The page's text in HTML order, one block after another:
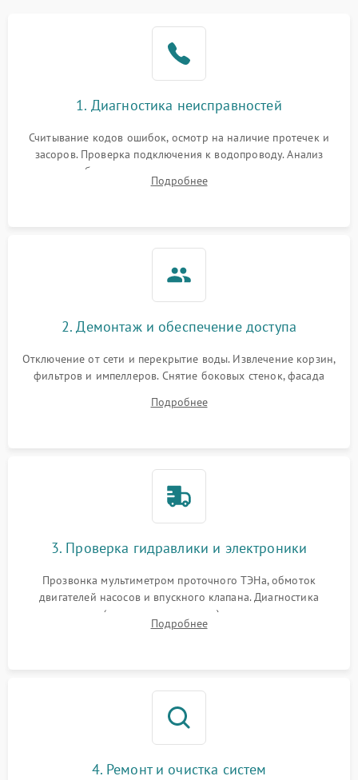
1. Диагностика неисправностей
Считывание кодов ошибок, осмотр на наличие протечек и
засоров. Проверка подключения к водопроводу. Анализ
жалоб на отсутствие слива, нагрева, вращения
разбрызгивателей или срабатывание системы защиты
Подробнее
2. Демонтаж и обеспечение доступа
Отключение от сети и перекрытие воды. Извлечение корзин,
фильтров и импеллеров. Снятие боковых стенок, фасада
циркуляционному насосу, ТЭНу и сливной помпе.
Подробнее
3. Проверка гидравлики и электроники
Прозвонка мультиметром проточного ТЭНа, обмоток
двигателей насосов и впускного клапана. Диагностика
прессостата (датчика уровня воды), датчика мутности,
концевика дверцы и электронного модуля управления.
Подробнее
4. Ремонт и очистка систем